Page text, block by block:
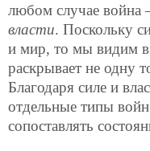
любом случае война
власти. Поскольку
и мир, то мы видим
раскрывает не одну
Благодаря силе и
отдельные типы
сопоставлять